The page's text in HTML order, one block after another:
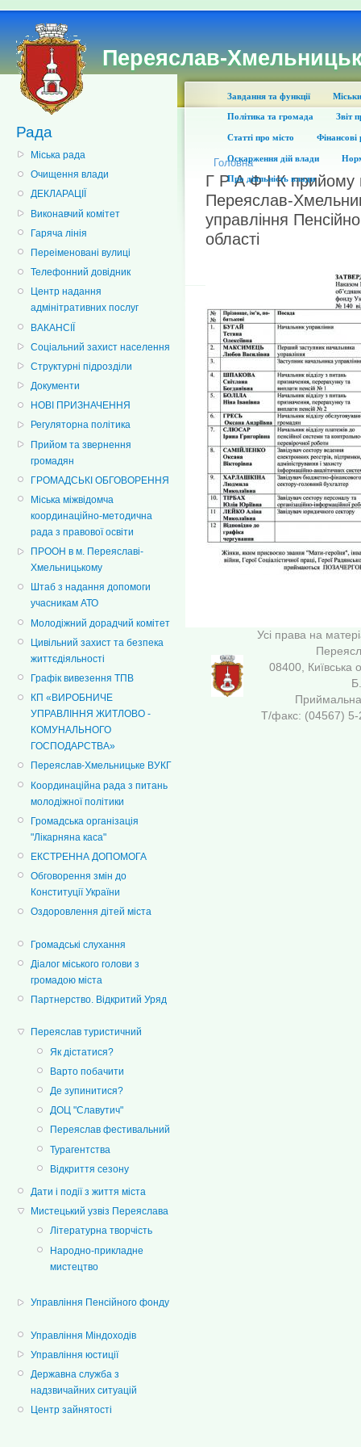
Переяслав-
Рада
Міська рада
Очищення влади
ДЕКЛАРАЦІЇ
Виконавчий комітет
Гаряча лінія
Переіменовані вулиці
Телефонний довідник
Центр надання
адмінітративних послуг
ВАКАНСІЇ
Соціальний захист населення
Структурні підрозділи
Документи
НОВІ ПРИЗНАЧЕННЯ
Регуляторна політика
Прийом та звернення
громадян
ГРОМАДСЬКІ ОБГОВОРЕННЯ
Міська міжвідомча
координаційно-методична
рада з правової освіти
ПРООН в м. Переяславі-
Хмельницькому
Штаб з надання допомоги
учасникам АТО
Молодіжний дорадчий комітет
Цивільний захист та безпека
життєдіяльності
Графік вивезення ТПВ
КП «ВИРОБНИЧЕ
УПРАВЛІННЯ ЖИТЛОВО -
КОМУНАЛЬНОГО
ГОСПОДАРСТВА»
Переяслав-Хмельницьке ВУКГ
Координаційна рада з питань
молодіжної політики
Громадська організація
"Лікарняна каса"
ЕКСТРЕННА ДОПОМОГА
Обговорення змін до
Конституції України
Оздоровлення дітей міста
Громадські слухання
Діалог міського голови з
громадою міста
Партнерство. Відкритий Уряд
Переяслав туристичний
Як дістатися?
Варто побачити
Де зупинитися?
ДОЦ "Славутич"
Переяслав фестивальний
Турагентства
Відкриття сезону
Дати і події з життя міста
Мистецький узвіз Переяслава
Літературна творчість
Народно-прикладне
мистецтво
Управління Пенсійного фонду
Управління Міндоходів
Управління юстиції
Державна служба з
надзвичайних ситуацій
Центр зайнятості
Завдання та функції
Політика та громада Звіт
Статті про місто Фінансові
Оскарження дій влади
Про діяльність влади
Головна
Г Р А Ф І К прийому
Переяслав-
управління
області
Усі права на
08400, Київська
Т/факс: